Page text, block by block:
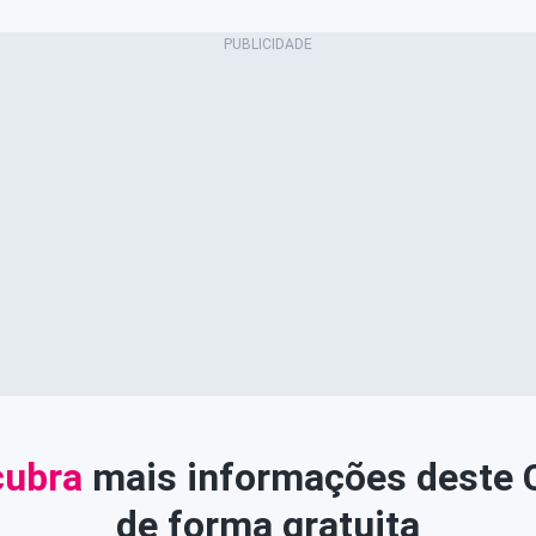
mais informações deste
de forma gratuita